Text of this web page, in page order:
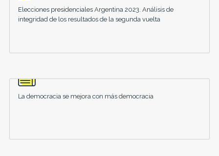
Elecciones presidenciales Argentina 2023. Análisis de
integridad de los resultados de la segunda vuelta
La democracia se mejora con más democracia